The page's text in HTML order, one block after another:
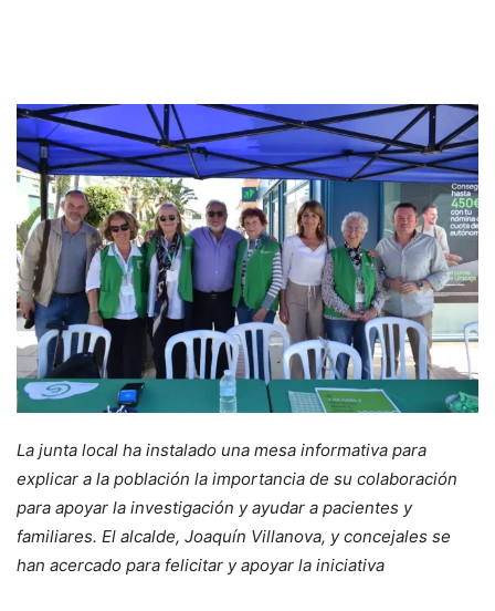
La junta local ha instalado una mesa informativa para
explicar a la población la importancia de su colaboración
para apoyar la investigación y ayudar a pacientes y
familiares. El alcalde, Joaquín Villanova, y concejales se
han acercado para felicitar y apoyar la iniciativa